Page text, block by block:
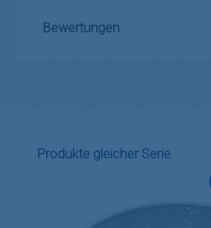
Bewertungen
Produktgalerie überspringen
Produkte gleicher Serie